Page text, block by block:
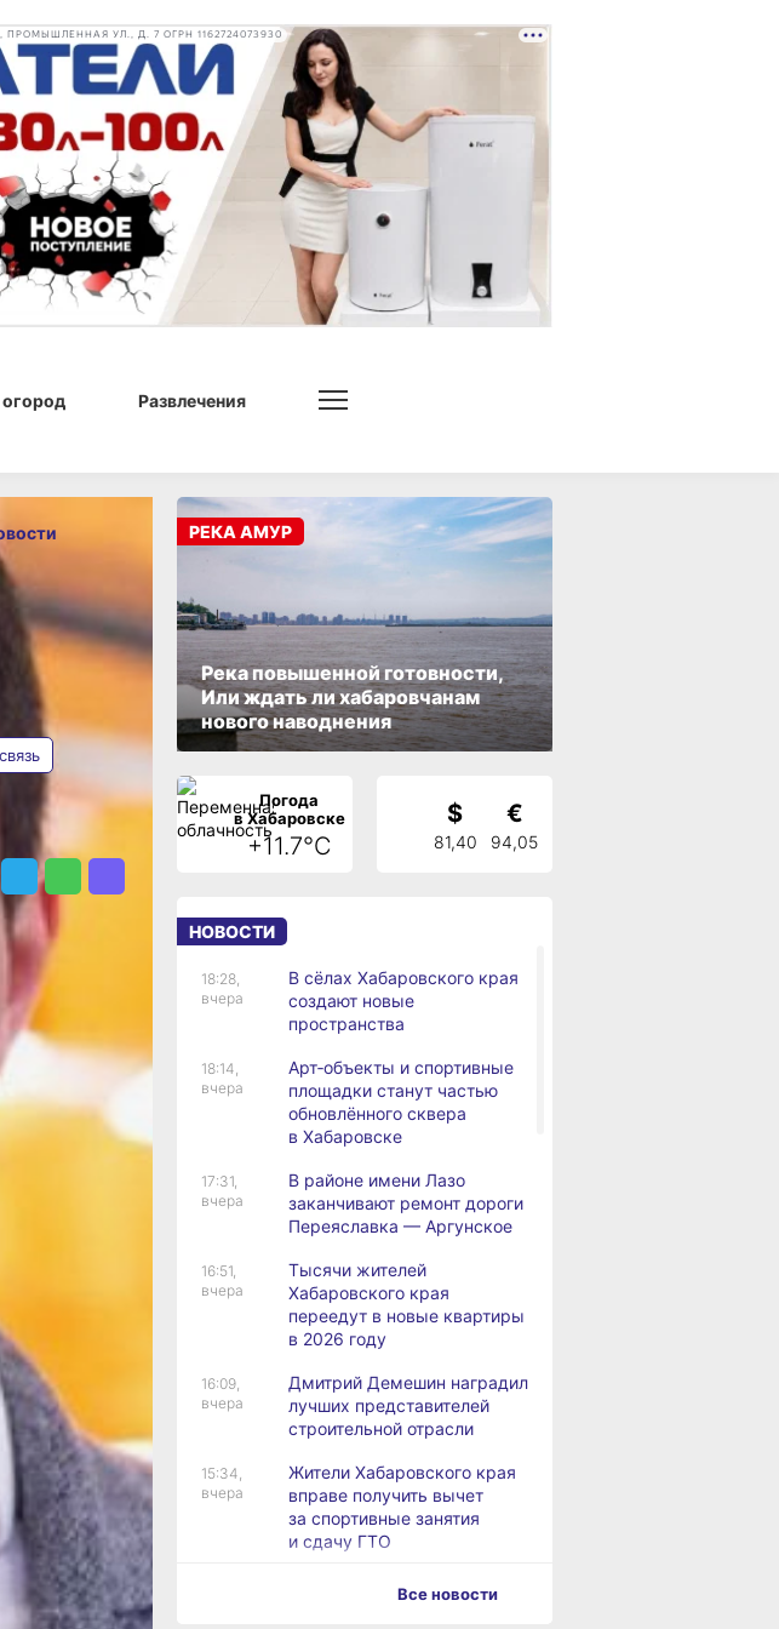
УЛ., Д. 7 ОГРН 1162724073930
Развлечения
г., 10:39
ТЕГИ
связь
Река повышенной готовности,
Или ждать ли хабаровчанам
нового наводнения
РЕКА АМУР
Погода
в Хабаровске
+11.7°C
$
81,40
€
94,05
НОВОСТИ
18:28,
вчера
В сёлах Хабаровского края
создают новые
пространства
18:14,
вчера
Арт‑объекты и спортивные
площадки станут частью
обновлённого сквера
в Хабаровске
17:31,
вчера
В районе имени Лазо
заканчивают ремонт дороги
Переяславка — Аргунское
16:51,
вчера
Тысячи жителей
Хабаровского края
переедут в новые квартиры
в 2026 году
16:09,
вчера
Дмитрий Демешин наградил
лучших представителей
строительной отрасли
15:34,
вчера
Жители Хабаровского края
вправе получить вычет
за спортивные занятия
и сдачу ГТО
В Хабаровске уровень
Все новости